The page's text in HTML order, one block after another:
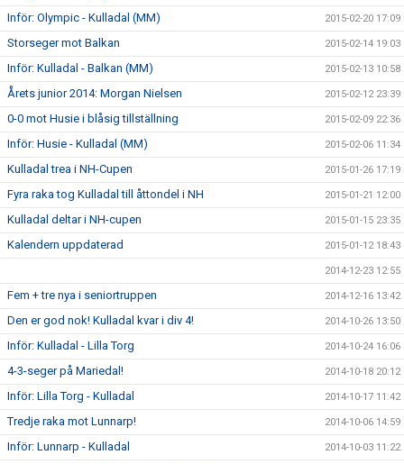
Inför: Olympic - Kulladal (MM) 2015-02-20 17:09
Storseger mot Balkan 2015-02-14 19:03
Inför: Kulladal - Balkan (MM) 2015-02-13 10:58
Årets junior 2014: Morgan Nielsen 2015-02-12 23:39
0-0 mot Husie i blåsig tillställning 2015-02-09 22:36
Inför: Husie - Kulladal (MM) 2015-02-06 11:34
Kulladal trea i NH-Cupen 2015-01-26 17:19
Fyra raka tog Kulladal till åttondel i NH 2015-01-21 12:00
Kulladal deltar i NH-cupen 2015-01-15 23:35
Kalendern uppdaterad 2015-01-12 18:43
2014-12-23 12:55
Fem + tre nya i seniortruppen 2014-12-16 13:42
Den er god nok! Kulladal kvar i div 4! 2014-10-26 13:50
Inför: Kulladal - Lilla Torg 2014-10-24 16:06
4-3-seger på Mariedal! 2014-10-18 20:12
Inför: Lilla Torg - Kulladal 2014-10-17 11:42
Tredje raka mot Lunnarp! 2014-10-06 14:59
Inför: Lunnarp - Kulladal 2014-10-03 11:22